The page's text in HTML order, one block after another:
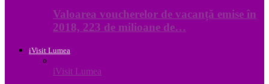
Valoarea voucherelor de vacanță emise în
2018, 223 de milioane de…
iVisit Lumea
iVisit Lumea